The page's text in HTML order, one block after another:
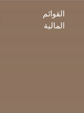
القوائم
المالية